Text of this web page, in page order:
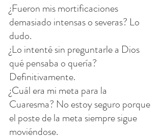
¿Fueron mis mortificaciones
demasiado intensas o severas? Lo
dudo.
¿Lo intenté sin preguntarle a Dios
qué pensaba o quería?
Definitivamente.
¿Cuál era mi meta para la
Cuaresma? No estoy seguro porque
el poste de la meta siempre sigue
moviéndose.